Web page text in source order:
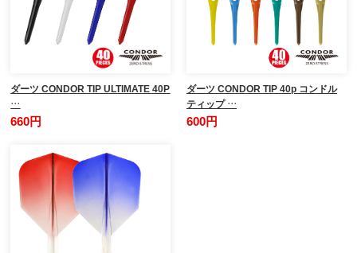
ダーツ CONDOR TIP ULTIMATE 40P
…
660円
ダーツ CONDOR TIP 40p コンドル
ティップ …
600円